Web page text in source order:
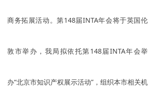
商务拓展活动。第148届INTA年会将于英国伦
敦市举办，我局拟依托第148届INTA年会举
办“北京市知识产权展示活动”，组织本市相关机